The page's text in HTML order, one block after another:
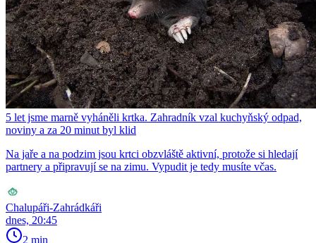
5 let jsme marně vyháněli krtka. Zahradník vzal kuchyňský odpad,
noviny a za 20 minut byl klid
Na jaře a na podzim jsou krtci obzvláště aktivní, protože si hledají
partnery a připravují se na zimu. Vypudit je tedy musíte včas.
Chalupáři-Zahrádkáři
dnes, 20:45
2 min